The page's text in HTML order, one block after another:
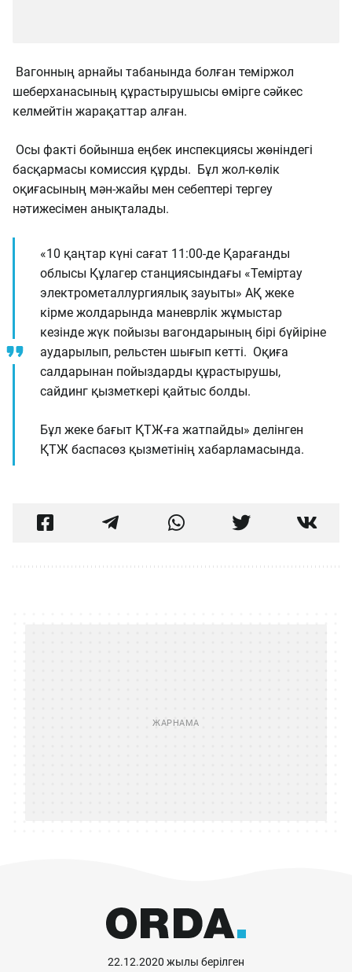
Вагонның арнайы табанында болған теміржол
шеберханасының құрастырушысы өмірге сәйкес
келмейтін жарақаттар алған.
Осы факті бойынша еңбек инспекциясы жөніндегі
басқармасы комиссия құрды. Бұл жол-көлік
оқиғасының мән-жайы мен себептері тергеу
нәтижесімен анықталады.
«10 қаңтар күні сағат 11:00-де Қарағанды ​​
облысы Құлагер станциясындағы «Теміртау
электрометаллургиялық зауыты» АҚ жеке
кірме жолдарында маневрлік жұмыстар
кезінде жүк пойызы вагондарының бірі бүйіріне
аударылып, рельстен шығып кетті. Оқиға
салдарынан пойыздарды құрастырушы,
сайдинг қызметкері қайтыс болды.
Бұл жеке бағыт ҚТЖ-ға жатпайды» делінген
ҚТЖ баспасөз қызметінің хабарламасында.
22.12.2020 жылы берілген